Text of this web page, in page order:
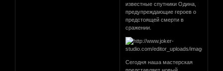
известные спутники Одина,
предупреждающие героев о
предстоящей смерти в
сражении.
Сегодня наша мастерская